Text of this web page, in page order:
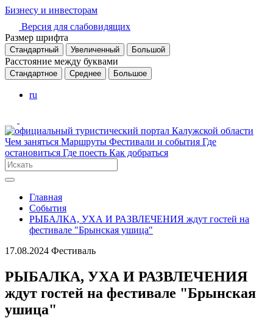
Бизнесу и инвесторам
Версия для слабовидящих
Размер шрифта
Стандартный Увеличенный Большой
Расстояние между буквами
Стандартное Среднее Большое
ru
Чем заняться Маршруты Фестивали и события Где
остановиться Где поесть Как добраться
Главная
События
РЫБАЛКА, УХА И РАЗВЛЕЧЕНИЯ ждут гостей на
фестивале "Брынская ушица"
17.08.2024 Фестиваль
РЫБАЛКА, УХА И РАЗВЛЕЧЕНИЯ
ждут гостей на фестивале "Брынская
ушица"